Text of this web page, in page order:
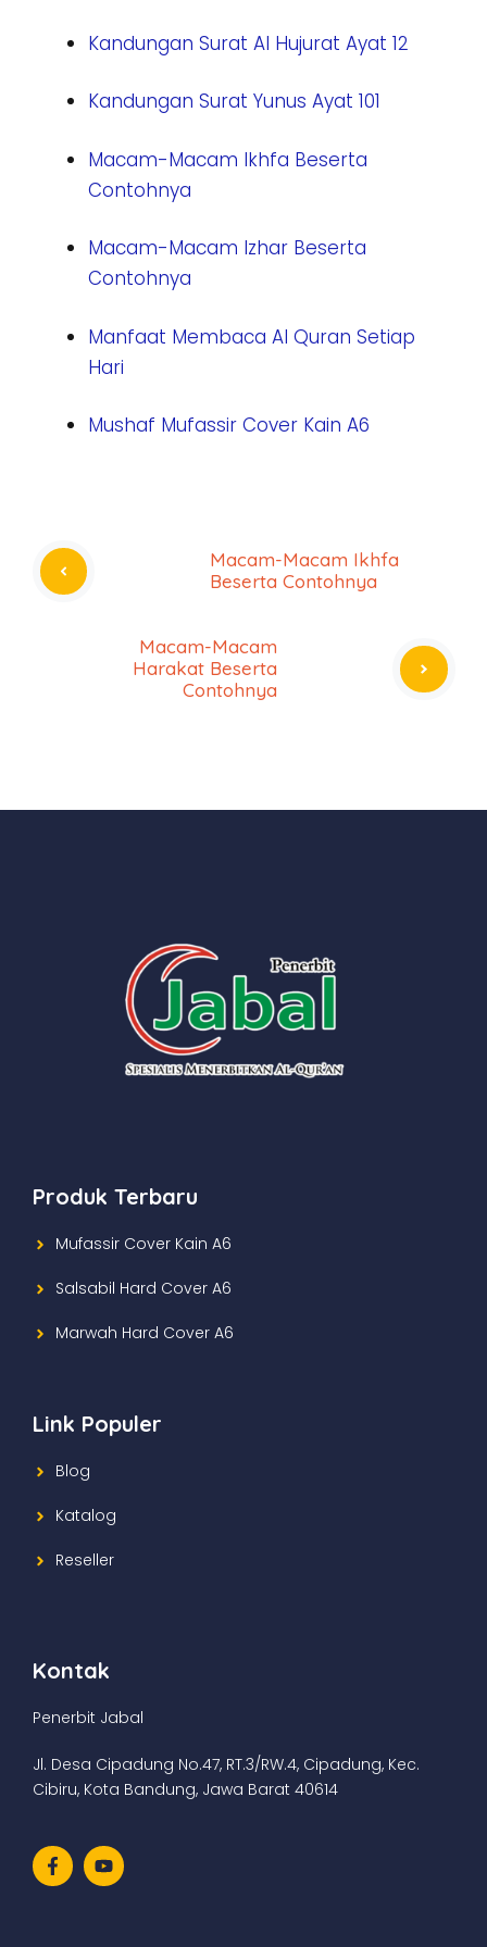
Kandungan Surat Al Hujurat Ayat 12
Kandungan Surat Yunus Ayat 101
Macam-Macam Ikhfa Beserta
Contohnya
Macam-Macam Izhar Beserta
Contohnya
Manfaat Membaca Al Quran Setiap
Hari
Mushaf Mufassir Cover Kain A6
Macam-Macam Ikhfa
Beserta Contohnya
Macam-Macam
Harakat Beserta
Contohnya
Produk Terbaru
Mufassir Cover Kain A6
Salsabil Hard Cover A6
Marwah Hard Cover A6
Link Populer
Blog
Katalog
Reseller
Kontak
Penerbit Jabal
Jl. Desa Cipadung No.47, RT.3/RW.4, Cipadung, Kec.
Cibiru, Kota Bandung, Jawa Barat 40614